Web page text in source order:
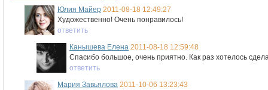
Юлия Майер 2011-08-18 12:49:27
Художественно! Очень понравилось!
ответить
Канышева Елена 2011-08-18 12:59:48
Спасибо большое, очень приятно. Как раз хотелось
ответить
Мария Завьялова 2011-10-06 13:23:43